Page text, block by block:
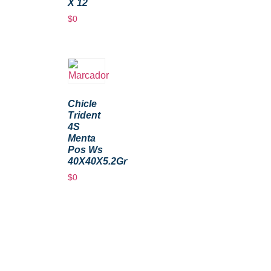
X 12
$0
Chicle
Trident
4S
Menta
Pos Ws
40X40X5.2Gr
$0